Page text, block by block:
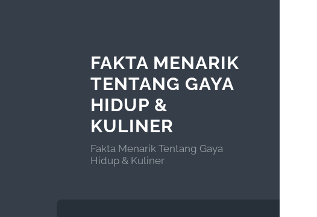
FAKTA MENARIK
TENTANG GAYA
HIDUP &
KULINER
Fakta Menarik Tentang Gaya
Hidup & Kuliner